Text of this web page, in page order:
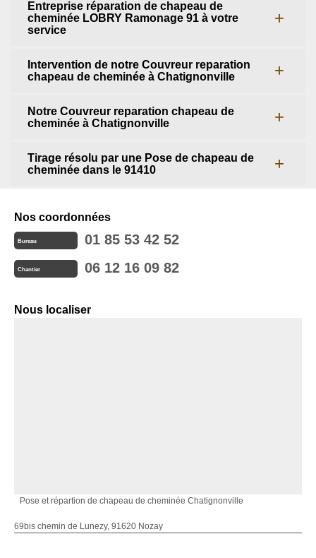
Entreprise réparation de chapeau de
cheminée LOBRY Ramonage 91 à votre
service
Intervention de notre Couvreur reparation
chapeau de cheminée à Chatignonville
Notre Couvreur reparation chapeau de
cheminée à Chatignonville
Tirage résolu par une Pose de chapeau de
cheminée dans le 91410
Nos coordonnées
Bureau 01 85 53 42 52
Chantier 06 12 16 09 82
Nous localiser
Pose et répartion de chapeau de cheminée Chatignonville
69bis chemin de Lunezy, 91620 Nozay